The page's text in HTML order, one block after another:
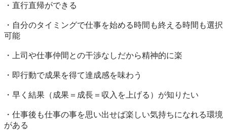
・直行直帰ができる
・自分のタイミングで仕事を始める時間も終える時間も選択
可能
・上司や仕事仲間との干渉なしだから精神的に楽
・即行動で成果を得て達成感を味わう
・早く結果（成果＝成長＝収入を上げる）が知りたい
・仕事後も仕事の事を思い出せば楽しい気持ちになれる環境
がある